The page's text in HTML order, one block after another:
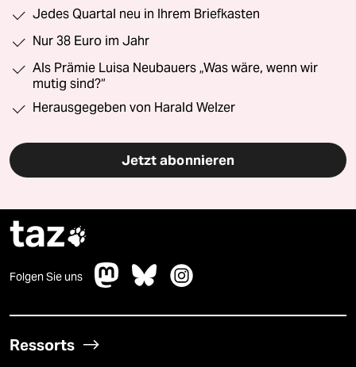
Jedes Quartal neu in Ihrem Briefkasten
Nur 38 Euro im Jahr
Als Prämie Luisa Neubauers „Was wäre, wenn wir
mutig sind?“
Herausgegeben von Harald Welzer
Jetzt abonnieren
taz
Folgen Sie uns
Ressorts